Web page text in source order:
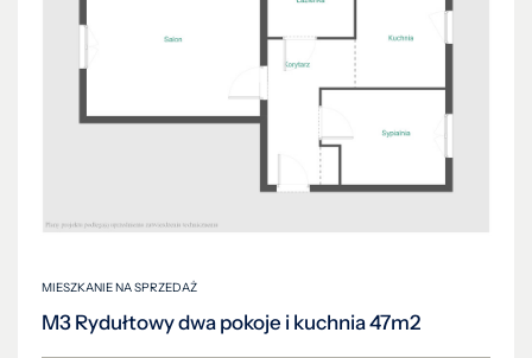
MIESZKANIE NA SPRZEDAŻ
M3 Rydułtowy dwa pokoje i kuchnia 47m2